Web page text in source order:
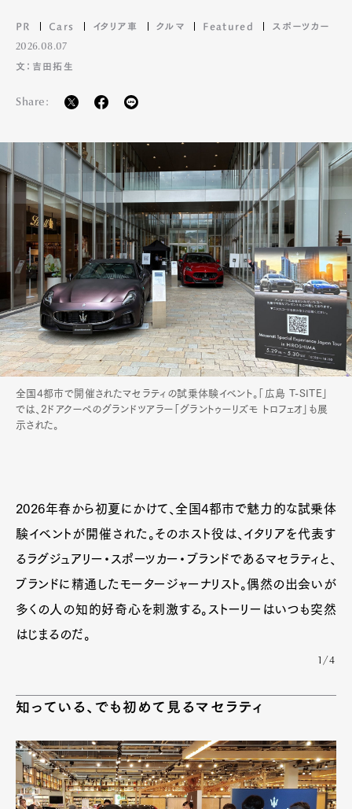
PR Cars イタリア車 クルマ Featured スポーツカー
2026.08.07
文：吉田拓生
Share:
全国4都市で開催されたマセラティの試乗体験イベント。「広島 T-SITE」
では、2ドアクーペのグランドツアラー「グラントゥーリズモ トロフェオ」も展
示された。
2026年春から初夏にかけて、全国4都市で魅力的な試乗体
験イベントが開催された。そのホスト役は、イタリアを代表す
るラグジュアリー・スポーツカー・ブランドであるマセラティと、
ブランドに精通したモータージャーナリスト。偶然の出会いが
多くの人の知的好奇心を刺激する。ストーリーはいつも突然
はじまるのだ。
1/4
知っている、でも初めて見るマセラティ